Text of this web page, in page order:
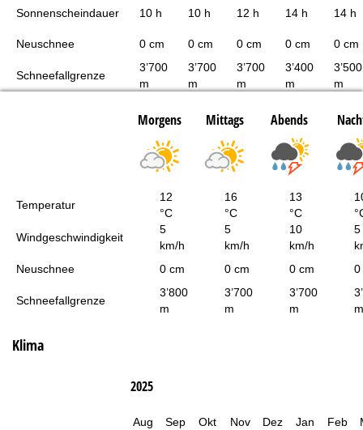
Sonnenscheindauer
10 h 10 h 12 h 14 h 14 h
Neuschnee 0 cm 0 cm 0 cm 0 cm 0 cm
Schneefallgrenze
3’700
m
3’700
m
3’700
m
3’400
m
3’500
m
Morgens Mittags Abends
Temperatur
12
°C
16
°C
13
°C
Windgeschwindigkeit
5
km/h
5
km/h
10
km/h
5
Neuschnee
0 cm 0 cm 0 cm 0
Schneefallgrenze
3’800
m
3’700
m
3’700
m
m
Klima
2025
Aug Sep Okt Nov Dez Jan Feb